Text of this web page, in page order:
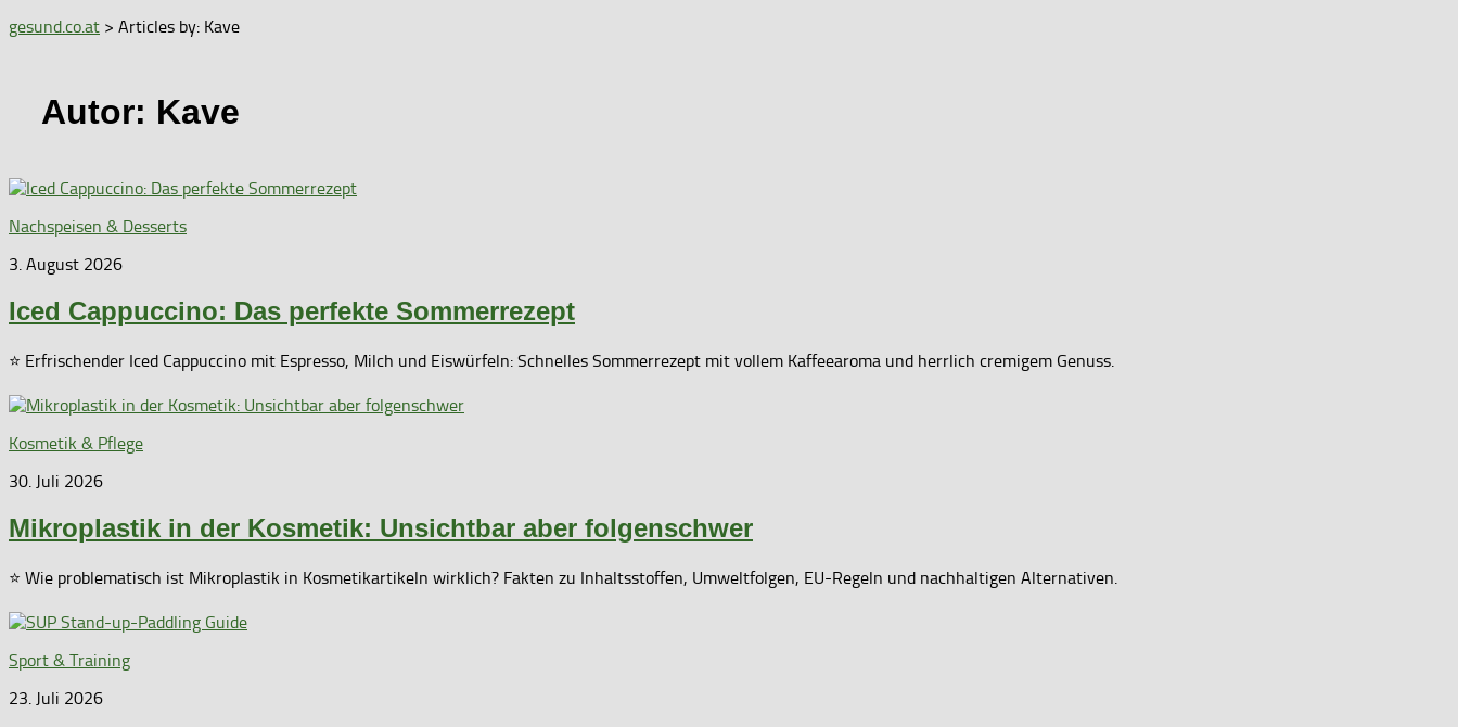
gesund.co.at > Articles by: Kave
Autor: Kave
Nachspeisen & Desserts
3. August 2026
Iced Cappuccino: Das perfekte Sommerrezept
⭐ Erfrischender Iced Cappuccino mit Espresso, Milch und Eiswürfeln: Schnelles Sommerrezept mit vollem Kaffeearoma und herrlich cremigem Genuss.
Kosmetik & Pflege
30. Juli 2026
Mikroplastik in der Kosmetik: Unsichtbar aber folgenschwer
⭐ Wie problematisch ist Mikroplastik in Kosmetikartikeln wirklich? Fakten zu Inhaltsstoffen, Umweltfolgen, EU-Regeln und nachhaltigen Alternativen.
Sport & Training
23. Juli 2026